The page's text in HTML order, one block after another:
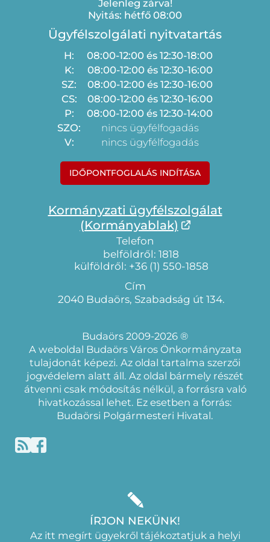
Jelenleg zárva!
Nyitás: hétfő 08:00
Ügyfélszolgálati nyitvatartás
H:
08:00-12:00 és 12:30-18:00
K:
08:00-12:00 és 12:30-16:00
SZ:
08:00-12:00 és 12:30-16:00
CS:
08:00-12:00 és 12:30-16:00
P:
08:00-12:00 és 12:30-14:00
SZO:
nincs ügyfélfogadás
V:
nincs ügyfélfogadás
IDŐPONTFOGLALÁS INDÍTÁSA
Kormányzati ügyfélszolgálat
(Kormányablak)
Telefon
belföldről: 1818
külföldről: +36 (1) 550-1858
Cím
2040 Budaörs, Szabadság út 134.
Budaörs 2009-2026 ®
A weboldal Budaörs Város Önkormányzata
tulajdonát képezi. Az oldal tartalma szerzői
jogvédelem alatt áll. Az oldal bármely részét
átvenni csak módosítás nélkül, a forrásra való
hivatkozással lehet. Ez esetben a forrás:
Budaörsi Polgármesteri Hivatal.
ÍRJON NEKÜNK!
Az itt megírt ügyekről tájékoztatjuk a helyi